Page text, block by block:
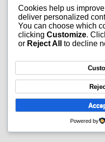
Cookies help us
deliver personalized
You can choose which
clicking Customize.
or Reject All to decline
Powered by